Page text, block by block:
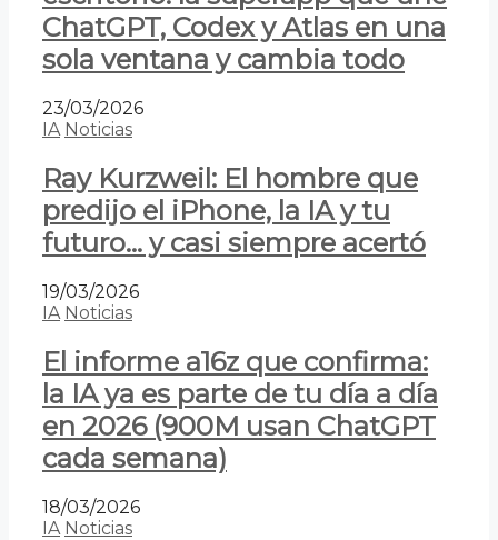
ChatGPT, Codex y Atlas en una
sola ventana y cambia todo
23/03/2026
IA Noticias
Ray Kurzweil: El hombre que
predijo el iPhone, la IA y tu
futuro… y casi siempre acertó
19/03/2026
IA Noticias
El informe a16z que confirma:
la IA ya es parte de tu día a día
en 2026 (900M usan ChatGPT
cada semana)
18/03/2026
IA Noticias